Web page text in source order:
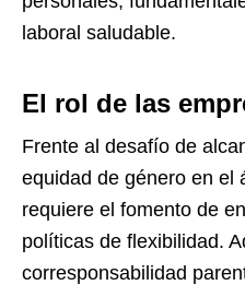
laboral saludable.
El rol de las
Frente al desafío de
equidad de género en el
requiere el fomento de
políticas de flexibilidad.
corresponsabilidad